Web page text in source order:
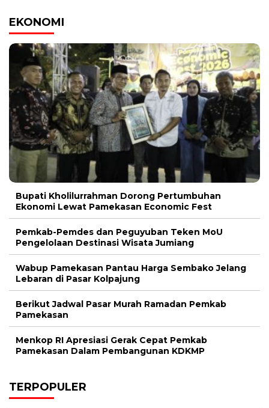
EKONOMI
Bupati Kholilurrahman Dorong Pertumbuhan
Ekonomi Lewat Pamekasan Economic Fest
Pemkab-Pemdes dan Peguyuban Teken MoU
Pengelolaan Destinasi Wisata Jumiang
Wabup Pamekasan Pantau Harga Sembako Jelang
Lebaran di Pasar Kolpajung
Berikut Jadwal Pasar Murah Ramadan Pemkab
Pamekasan
Menkop RI Apresiasi Gerak Cepat Pemkab
Pamekasan Dalam Pembangunan KDKMP
TERPOPULER